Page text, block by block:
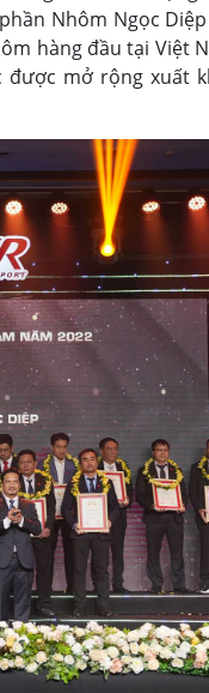
Nhôm Ngọc
hàng đầu tại Việt
mở rộng xuất